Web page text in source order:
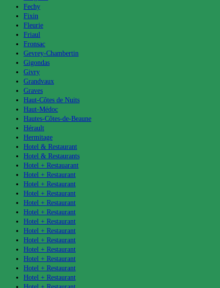
Fechy
Fixin
Fleurie
Friaul
Fronsac
Gevrey-Chambertin
Gigondas
Givry
Grandvaux
Graves
Haut-Côtes de Nuits
Haut-Médoc
Hautes-Côtes-de-Beaune
Hérault
Hermitage
Hotel & Restaurant
Hotel & Restaurants
Hotel + Restauarant
Hotel + Restaurant
Hotel + Restaurant
Hotel + Restaurant
Hotel + Restaurant
Hotel + Restaurant
Hotel + Restaurant
Hotel + Restaurant
Hotel + Restaurant
Hotel + Restaurant
Hotel + Restaurant
Hotel + Restaurant
Hotel + Restaurant